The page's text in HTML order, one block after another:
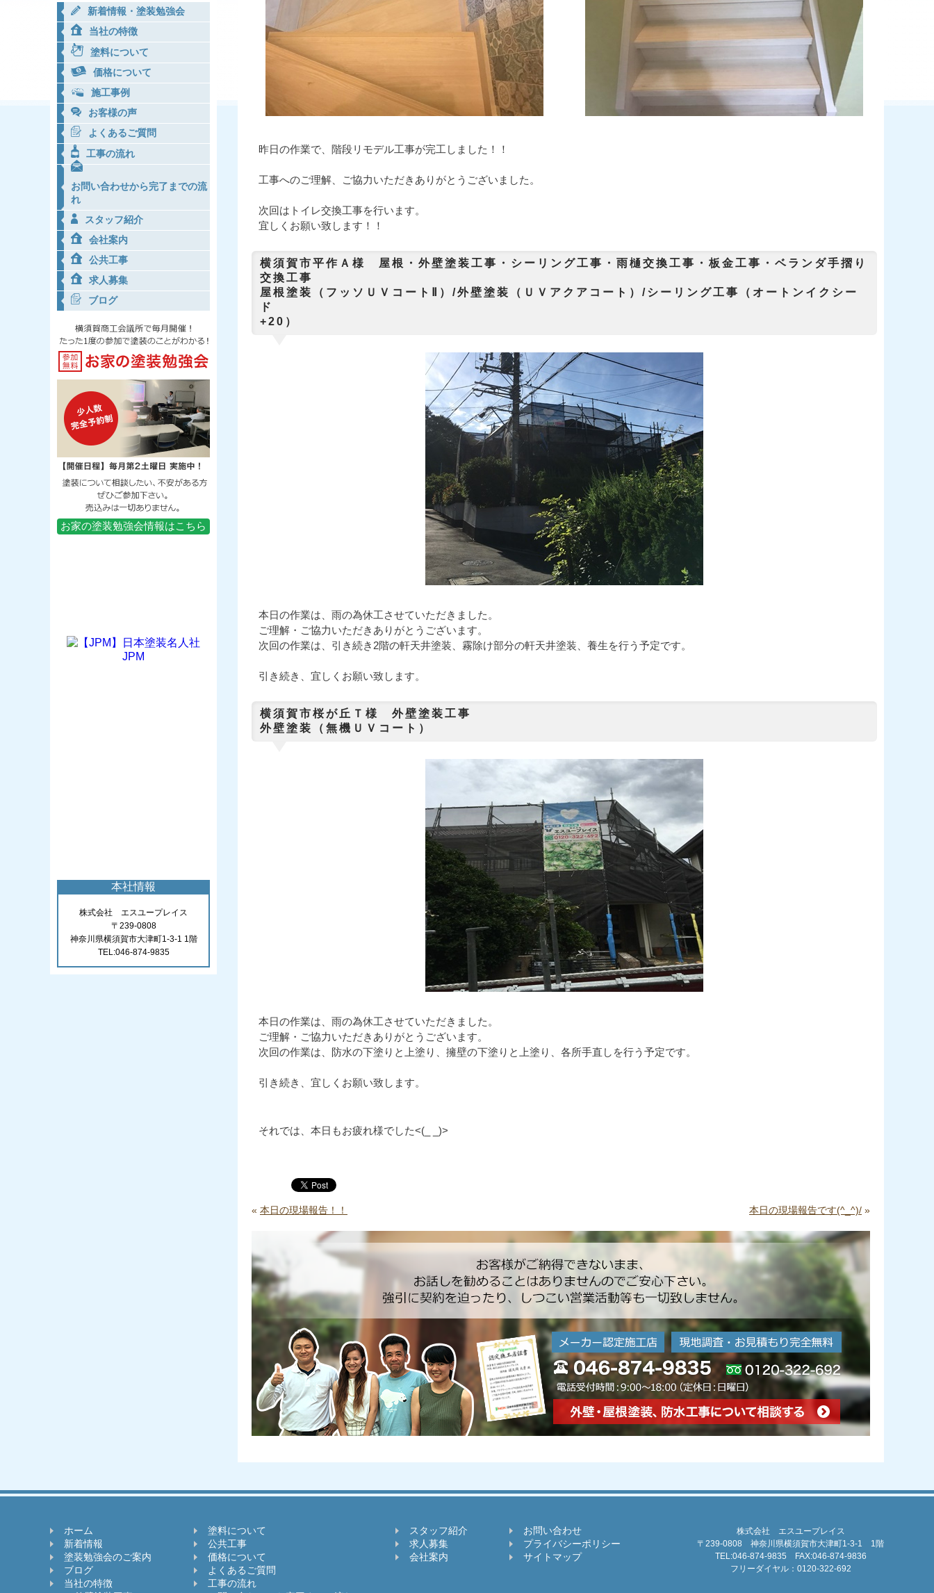
昨日の作業で、階段リモデル工事が完工しました！！
工事へのご理解、ご協力いただきありがとうございました。
次回はトイレ交換工事を行います。
宜しくお願い致します！！
横須賀市平作Ａ様 屋根・外壁塗装工事・シーリング工事・雨樋交換工事・板金工事・ベランダ手摺り
交換工事
屋根塗装（フッソＵＶコートⅡ）/外壁塗装（ＵＶアクアコート）/シーリング工事（オートンイクシー
ド
+20
本日の作業は、雨の為休工させていただきました。
ご理解・ご協力いただきありがとうございます。
次回の作業は、引き続き2階の軒天井塗装、霧除け部分の軒天井塗装、養生を行う予定です。
引き続き、宜しくお願い致します。
横須賀市桜が丘Ｔ様 外壁塗装工事
外壁塗装（無機ＵＶコート）
本日の作業は、雨の為休工させていただきました。
ご理解・ご協力いただきありがとうございます。
次回の作業は、防水の下塗りと上塗り、擁壁の下塗りと上塗り、各所手直しを行う予定です。
引き続き、宜しくお願い致します。
それでは、本日もお疲れ様でした<(_ _)>
« 本日の現場報告！！ 本日の現場報告です(^_^)/ »
新着情報・塗装勉強会
当社の特徴
塗料について
価格について
施工事例
お客様の声
よくあるご質問
工事の流れ
お問い合わせから完了までの流
れ
スタッフ紹介
会社案内
公共工事
求人募集
ブログ
お家の塗装勉強会情報はこちら
株式会社 エスユープレイス
〒239-0808
神奈川県横須賀市大津町1-3-1 1階
TEL:046-874-9835